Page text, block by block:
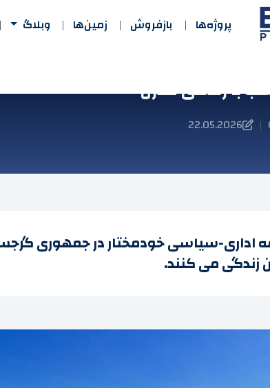
پروژه‌ها بازفروش زمین‌ها وبلاگ
با زندگی مدرن
|
22.05.2026